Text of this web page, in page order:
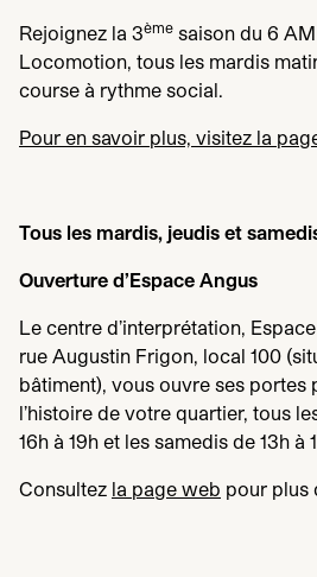
Rejoignez la 3ème saison du 6 AM
Locomotion, tous les mardis
course à rythme social.
Pour en savoir plus, visitez la
Tous les mardis, jeudis et
Ouverture d’Espace Angus
Le centre d’interprétation,
rue Augustin Frigon, local 100
bâtiment), vous ouvre ses portes
l’histoire de votre quartier, tous
16h à 19h et les samedis de 13h à
Consultez la page web pour plus